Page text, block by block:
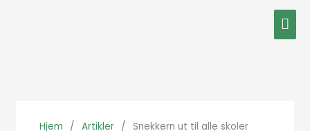
Hjem / Artikler /
Snekkern ut til alle skoler